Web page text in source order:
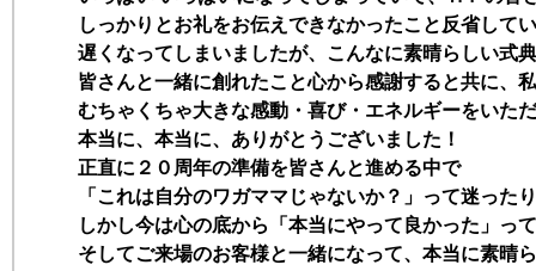
しっかりとお礼をお伝えできなかったこと反省して
遅くなってしまいましたが、こんなに素晴らしい式
皆さんと一緒に創れたこと心から感謝すると共に、
むちゃくちゃ大きな感動・喜び・エネルギーをいた
本当に、本当に、ありがとうございました！
正直に２０周年の準備を皆さんと進める中で
「これは自分のワガママじゃないか？」って迷った
しかし今は心の底から「本当にやって良かった」っ
そしてご来場のお客様と一緒になって、本当に素晴